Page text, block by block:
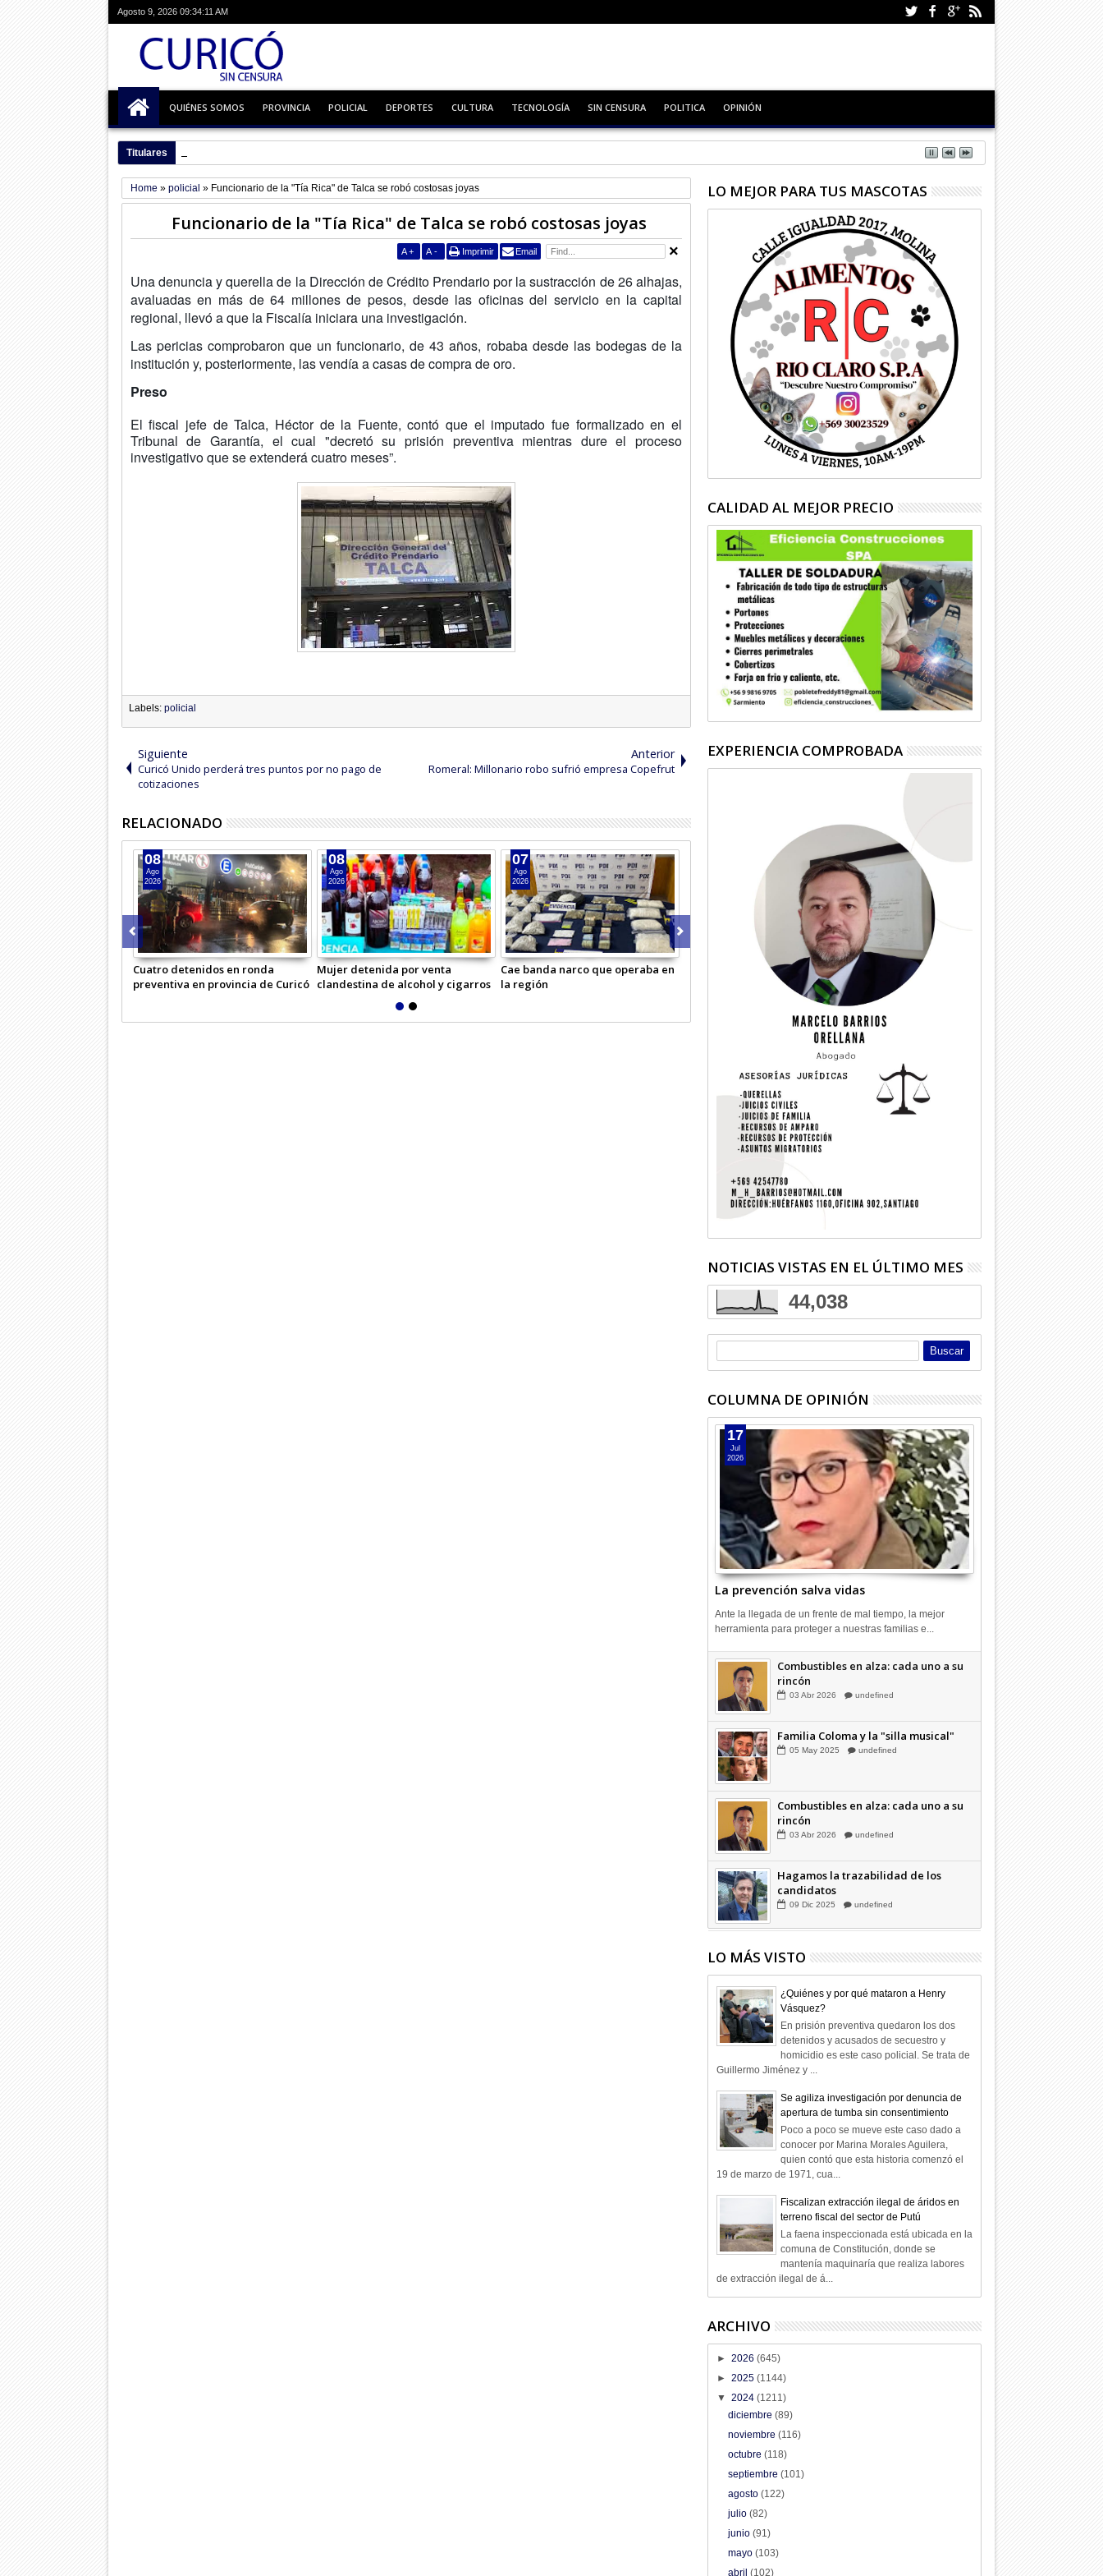
Agosto 9, 2026 09:34:12 AM
QUIÉNES SOMOS PROVINCIA POLICIAL DEPORTES CULTURA TECNOLOGÍA SIN CENSURA POLITICA OPINIÓN
Titulares
Home » policial » Funcionario de la "Tía Rica" de Talca se robó costosas joyas
Funcionario de la "Tía Rica" de Talca se robó costosas joyas
A + A - Imprimir Email
Una denuncia y querella de la Dirección de Crédito Prendario por la sustracción de 26 alhajas,
avaluadas en más de 64 millones de pesos, desde las oficinas del servicio en la capital
regional, llevó a que la Fiscalía iniciara una investigación.
Las pericias comprobaron que un funcionario, de 43 años, robaba desde las bodegas de la
institución y, posteriormente, las vendía a casas de compra de oro.
Preso
El fiscal jefe de Talca, Héctor de la Fuente, contó que el imputado fue formalizado en el
Tribunal de Garantía, el cual "decretó su prisión preventiva mientras dure el proceso
investigativo que se extenderá cuatro meses”.
Labels: policial
Siguiente
Curicó Unido perderá tres puntos por no pago de
cotizaciones
Anterior
Romeral: Millonario robo sufrió empresa Copefrut
RELACIONADO
Masivo operativo preventivo de
Carabineros en Lontué
06
Ago
2026
Carabineros llamó a usar
Comisaría Virtual
05
Ago
2026
Sujeto vendía droga frente a
unidad policial
05
Ago
2026
LO MEJOR PARA TUS MASCOTAS
CALIDAD AL MEJOR PRECIO
EXPERIENCIA COMPROBADA
NOTICIAS VISTAS EN EL ÚLTIMO MES
44,038
COLUMNA DE OPINIÓN
La prevención salva vidas
17
Jul
2026
Ante la llegada de un frente de mal tiempo, la mejor
herramienta para proteger a nuestras familias e...
Combustibles en alza: cada uno a su
rincón
03 Abr 2026 undefined
Familia Coloma y la "silla musical"
05 May 2025 undefined
Combustibles en alza: cada uno a su
rincón
03 Abr 2026 undefined
Hagamos la trazabilidad de los
candidatos
09 Dic 2025 undefined
LO MÁS VISTO
¿Quiénes y por qué mataron a Henry
Vásquez?
En prisión preventiva quedaron los dos
detenidos y acusados de secuestro y
homicidio es este caso policial. Se trata de
Guillermo Jiménez y ...
Se agiliza investigación por denuncia de
apertura de tumba sin consentimiento
Poco a poco se mueve este caso dado a
conocer por Marina Morales Aguilera,
quien contó que esta historia comenzó el
19 de marzo de 1971, cua...
Fiscalizan extracción ilegal de áridos en
terreno fiscal del sector de Putú
La faena inspeccionada está ubicada en la
comuna de Constitución, donde se
mantenía maquinaría que realiza labores
de extracción ilegal de á...
ARCHIVO
► 2026 (645)
► 2025 (1144)
▼ 2024 (1211)
diciembre(89)
noviembre(116)
octubre(118)
septiembre(101)
agosto(122)
julio(82)
junio(91)
mayo(103)
abril(102)